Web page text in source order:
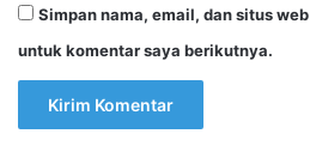
Simpan nama, email, dan situs
untuk komentar saya berikutnya.